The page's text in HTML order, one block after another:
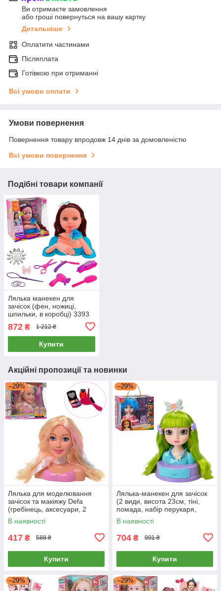
Ви отримаєте замовлення
або гроші повернуться на вашу картку
Детальніше
Оплатити частинами
Післяплата
Готівкою при отриманні
Всі умови оплати
Умови повернення
Повернення товару впродовж 14 днів за домовленістю
Всі умови повернення
Подібні товари компанії
Лялька манекен для
зачісок (фен, ножиці,
шпильки, в коробці) 3393
872 ₴ 1 212 ₴
Купити
Акційні пропозиції та новинки
–29%
Лялька для моделювання
зачісок та макіяжу Defa
(гребінець, аксесуари, 2
кольори) 8401
В наявності
417 ₴ 588 ₴
Купити
–29%
Лялька-манекен для зачісок
(2 види, висота 23см, тіні,
помада, набір перукаря,
аксесуари) SR011-12
В наявності
704 ₴ 991 ₴
Купити
–29% –29%